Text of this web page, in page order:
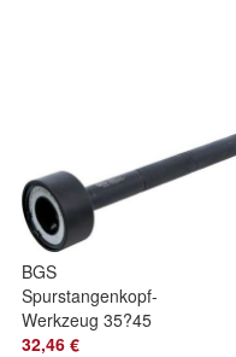
BGS
Spurstangenkopf-
Werkzeug 35?45
mm ? 1-teilig, Pr?
32,46 €